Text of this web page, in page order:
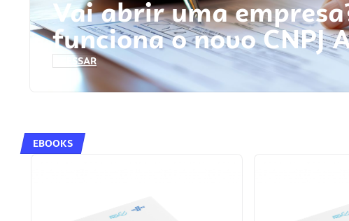
Vai abrir uma
funciona o novo CNPJ
ACESSAR
EBOOKS